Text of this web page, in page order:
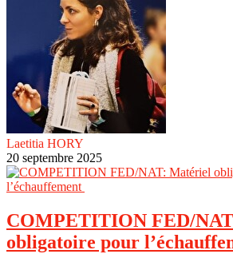
Laetitia HORY
20 septembre 2025
COMPETITION FED/
obligatoire pour